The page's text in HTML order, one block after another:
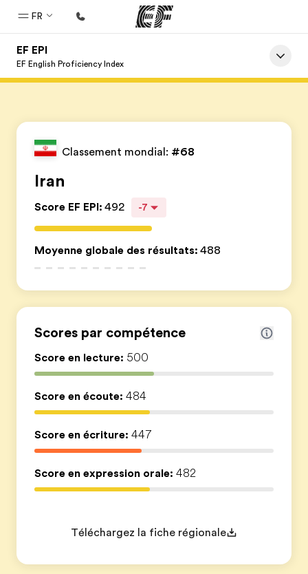
FR
Accueil
Trouver un bureau
A propos de nous
EF recrute
Rejoignez nos équipes
EF EPI
EF English Proficiency Index
Classement mondial: #68
Iran
Score EF EPI: 492 -7
Moyenne globale des résultats: 488
Scores par compétence
Score en lecture: 500
Score en écoute: 484
Score en écriture: 447
Score en expression orale: 482
Téléchargez la fiche régionale